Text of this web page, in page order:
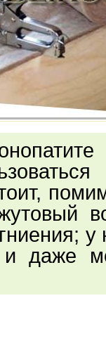
у
и даже